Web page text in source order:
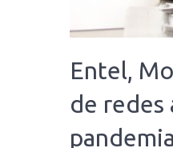
Entel,
de
pandemia